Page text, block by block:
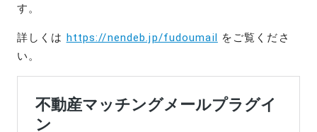
す。
詳しくは https://nendeb.jp/fudoumail をご覧くださ
い。